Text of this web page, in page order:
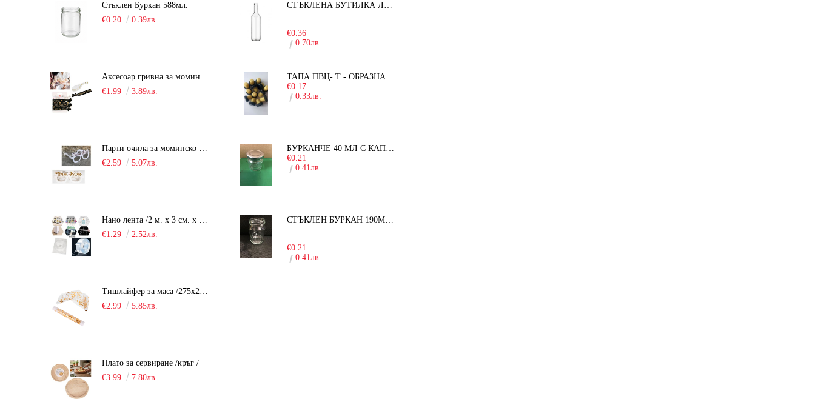
Стъклен Буркан 588мл.
€0.20
0.39лв.
Аксесоар гривна за моминско парти "Team Bride" /6 броя/
€1.99
3.89лв.
Парти очила за моминско парти "Team Bride" /10 броя/
€2.59
5.07лв.
Нано лента /2 м. х 3 см. х 2 мм./
€1.29
2.52лв.
Тишлайфер за маса /275х28см. - органза/
€2.99
5.85лв.
Плато за сервиране /кръг /
€3.99
7.80лв.
СТЪКЛЕНА БУТИЛКА ЛЕЖЕРА 750 МЛ.
€0.36
0.70лв.
ТАПА ПВЦ- Т - ОБРАЗНА - 19ММ
€0.17
0.33лв.
БУРКАНЧЕ 40 МЛ С КАПАЧКА
€0.21
0.41лв.
СТЪКЛЕН БУРКАН 190МЛ ЗА ДЕТСКА КУХНЯ
€0.21
0.41лв.